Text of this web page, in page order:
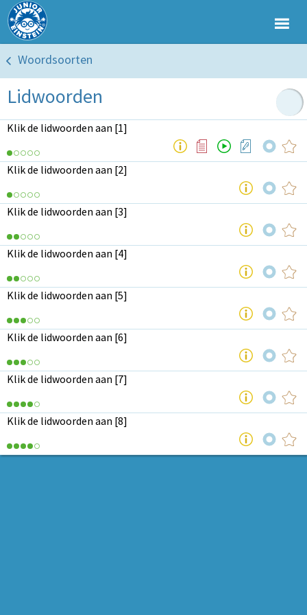
Woordsoorten
Lidwoorden
Klik de lidwoorden aan [1]
Klik de lidwoorden aan [2]
Klik de lidwoorden aan [3]
Klik de lidwoorden aan [4]
Klik de lidwoorden aan [5]
Klik de lidwoorden aan [6]
Klik de lidwoorden aan [7]
Klik de lidwoorden aan [8]